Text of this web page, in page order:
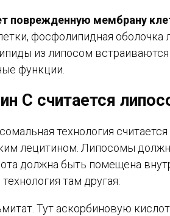
поврежденную мембрану
фосфолипидная
из липосом
функции.
С считается
технология
лецитином. Липосомы
должна быть помещена
там другая:
Тут аскорбиновую